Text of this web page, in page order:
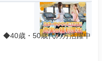
◆40歳・50歳代の方活躍中